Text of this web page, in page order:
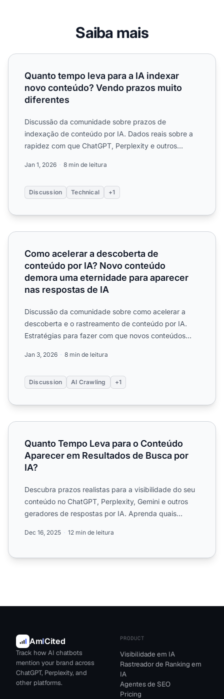
Saiba mais
Quanto tempo leva para a IA indexar novo conteúdo?
Quanto tempo leva para a IA indexar
novo conteúdo? Vendo prazos muito
diferentes
Discussão da comunidade sobre prazos de
indexação de conteúdo por IA. Dados reais sobre a
rapidez com que ChatGPT, Perplexity e outros
Jan 1, 2026 8 min de leitura
Discussion Technical +1
Como acelerar a descoberta de conteúdo por IA? Novo
Como acelerar a descoberta de
conteúdo por IA? Novo conteúdo
demora uma eternidade para aparecer
nas respostas de IA
Discussão da comunidade sobre como acelerar a
descoberta e o rastreamento de conteúdo por IA.
Estratégias para fazer com que novos conteúdos
Jan 3, 2026 8 min de leitura
Discussion AI Crawling +1
Quanto Tempo Leva para o Conteúdo Aparecer em
Quanto Tempo Leva para o Conteúdo
Aparecer em Resultados de Busca por
IA?
Descubra prazos realistas para a visibilidade do seu
conteúdo no ChatGPT, Perplexity, Gemini e outros
geradores de respostas por IA. Aprenda quais
Dec 16, 2025 12 min de leitura
AmICited
Track how AI chatbots
mention your brand across
ChatGPT, Perplexity, and
other platforms.
PRODUCT
Visibilidade em IA
Rastreador de Ranking em
IA
Agentes de SEO
Pricing